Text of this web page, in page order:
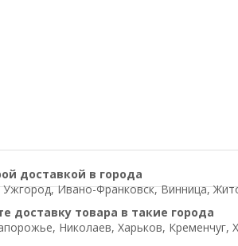
доставкой в города
Ивано-Франковск, Винница,
доставку товара в такие города
Николаев, Харьков, Кременчуг,